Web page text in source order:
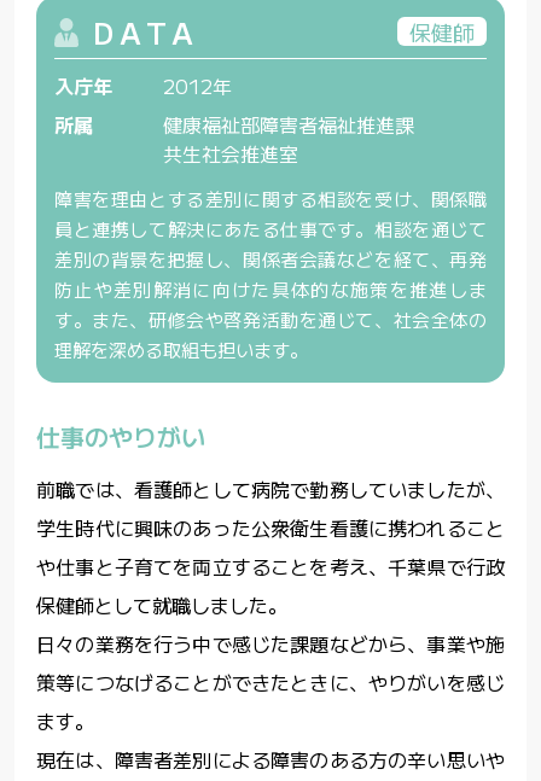
DATA 保健師
入庁年
2012年
所属
健康福祉部障害者福祉推進課
共生社会推進室
障害を理由とする差別に関する相談を受け、関係職
員と連携して解決にあたる仕事です。相談を通じて
差別の背景を把握し、関係者会議などを経て、再発
防止や差別解消に向けた具体的な施策を推進しま
す。また、研修会や啓発活動を通じて、社会全体の
理解を深める取組も担います。
仕事のやりがい
前職では、看護師として病院で勤務していましたが、
学生時代に興味のあった公衆衛生看護に携われること
や仕事と子育てを両立することを考え、千葉県で行政
保健師として就職しました。
日々の業務を行う中で感じた課題などから、事業や施
策等につなげることができたときに、やりがいを感じ
ます。
現在は、障害者差別による障害のある方の辛い思いや